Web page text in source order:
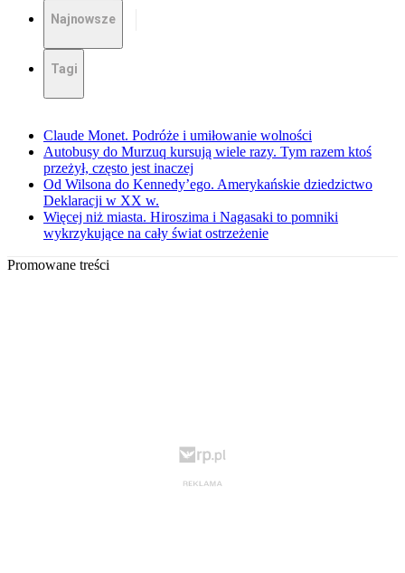
Najnowsze
Tagi
Claude Monet. Podróże i umiłowanie wolności
Autobusy do Murzuq kursują wiele razy. Tym razem ktoś
przeżył, często jest inaczej
Od Wilsona do Kennedy’ego. Amerykańskie dziedzictwo
Deklaracji w XX w.
Więcej niż miasta. Hiroszima i Nagasaki to pomniki
wykrzykujące na cały świat ostrzeżenie
Promowane treści